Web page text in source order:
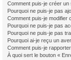
Comment puis-je créer un
Pourquoi ne puis-je pas
Comment puis-je modifier
Pourquoi ne puis-je pas
Pourquoi ne puis-je pas
Pourquoi ai-je reçu un
Comment puis-je
À quoi sert le bouton «